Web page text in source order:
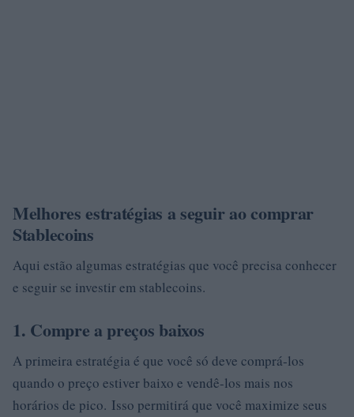
Melhores estratégias a seguir ao comprar
Stablecoins
Aqui estão algumas estratégias que você precisa conhecer
e seguir se investir em stablecoins.
1. Compre a preços baixos
A primeira estratégia é que você só deve comprá-los
quando o preço estiver baixo e vendê-los mais nos
horários de pico. Isso permitirá que você maximize seus